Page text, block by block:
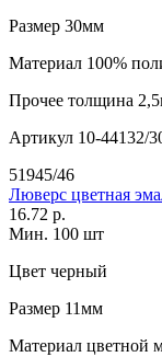
Размер 30мм
Материал 100%
Прочее толщина
Артикул 10-44132/
51945/46
Люверс цветная
16.72 р.
Мин. 100 шт
Цвет черный
Размер 11мм
Материал цветной